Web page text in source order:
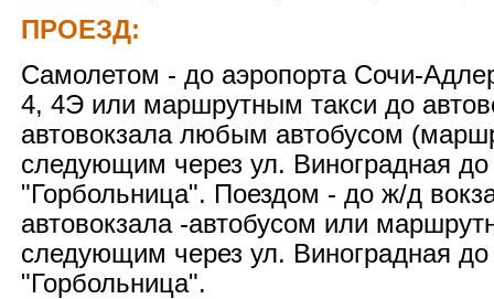
ПРОЕЗД:
Самолетом - до аэропорта Сочи-
4, 4Э или маршрутным такси до
автовокзала любым автобусом
следующим через ул. Виноградная до
"Горбольница". Поездом - до ж/д
автовокзала -автобусом или
следующим через ул. Виноградная до
"Горбольница".